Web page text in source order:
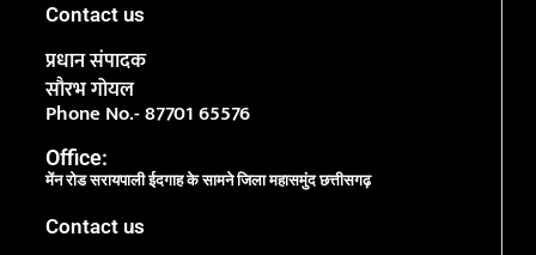
Contact us
प्रधान संपादक
सौरभ गोयल
Phone No.- 87701 65576
Office:
मेंन रोड सरायपाली ईदगाह के सामने जिला महासमुंद छत्तीसगढ़
Contact us